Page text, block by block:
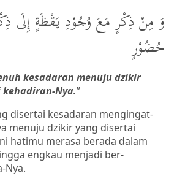
وَ مِنْ ذِكْرٍ مَعَ وُجُوْدِ يَقْظَةٍ إِلَى
حُضُوْرٍ
kesadaran menuju dzikir
Nya.”
disertai kesadaran mengingat-
menuju dzikir yang disertai
hatimu merasa berada dalam
engkau menjadi ber-
Nya.